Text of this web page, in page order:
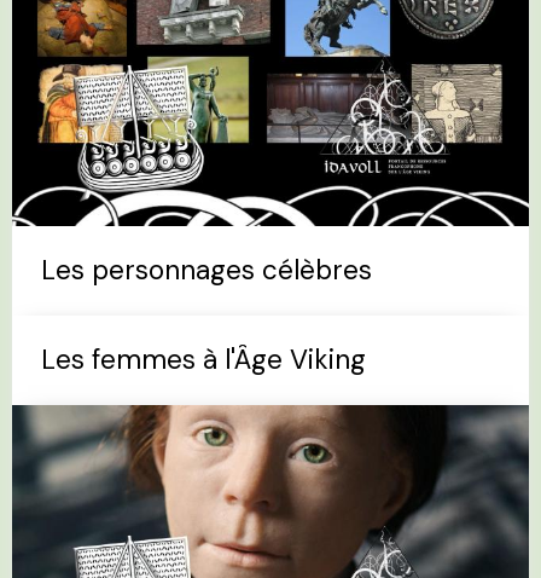
Les personnages célèbres
Les femmes à l'Âge Viking